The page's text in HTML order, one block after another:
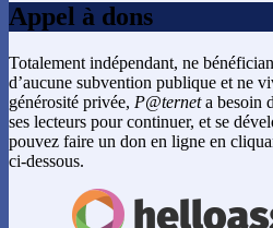
Appel à dons
Totalement indépendant, ne
d’aucune subvention publique et ne
générosité privée, P@terneta besoin
ses lecteurs pour continuer, et se
pouvez faire un don en ligne en
ci-dessous.